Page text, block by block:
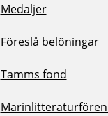
Medaljer
Föreslå belöningar
Tamms fond